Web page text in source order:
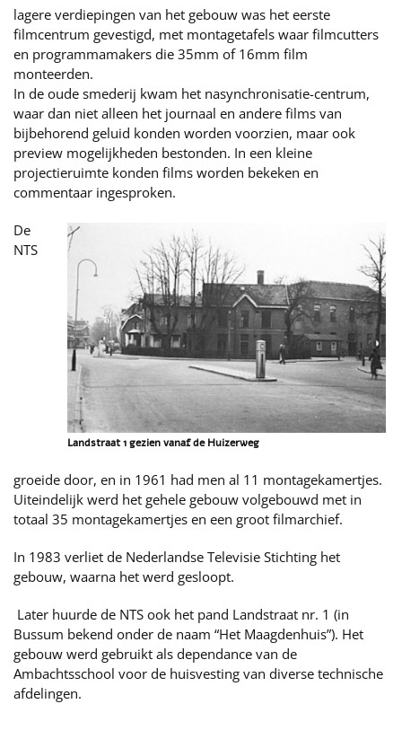
lagere verdiepingen van het gebouw was het eerste
filmcentrum gevestigd, met montagetafels waar filmcutters
en programmamakers die 35mm of 16mm film
monteerden.
In de oude smederij kwam het nasynchronisatie-centrum,
waar dan niet alleen het journaal en andere films van
bijbehorend geluid konden worden voorzien, maar ook
preview mogelijkheden bestonden. In een kleine
projectieruimte konden films worden bekeken en
commentaar ingesproken.
Landstraat 1 gezien vanaf de Huizerweg
De
NTS
groeide door, en in 1961 had men al 11 montagekamertjes.
Uiteindelijk werd het gehele gebouw volgebouwd met in
totaal 35 montagekamertjes en een groot filmarchief.
In 1983 verliet de Nederlandse Televisie Stichting het
gebouw, waarna het werd gesloopt.
Later huurde de NTS ook het pand Landstraat nr. 1 (in
Bussum bekend onder de naam “Het Maagdenhuis”). Het
gebouw werd gebruikt als dependance van de
Ambachtsschool voor de huisvesting van diverse technische
afdelingen.